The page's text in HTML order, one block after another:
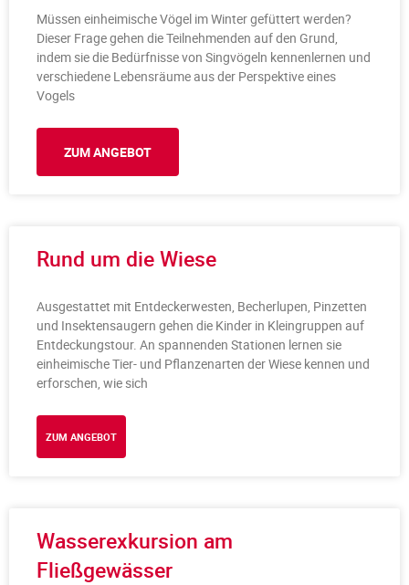
Müssen einheimische Vögel im Winter gefüttert werden?
Dieser Frage gehen die Teilnehmenden auf den Grund,
indem sie die Bedürfnisse von Singvögeln kennenlernen und
verschiedene Lebensräume aus der Perspektive eines
Vogels
ZUM ANGEBOT
Rund um die Wiese
Ausgestattet mit Entdeckerwesten, Becherlupen, Pinzetten
und Insektensaugern gehen die Kinder in Kleingruppen auf
Entdeckungstour. An spannenden Stationen lernen sie
einheimische Tier- und Pflanzenarten der Wiese kennen und
erforschen, wie sich
ZUM ANGEBOT
Wasserexkursion am
Fließgewässer